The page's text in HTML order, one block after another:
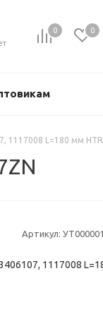
0 0
1117008 L=180 мм
Артикул:
1117008